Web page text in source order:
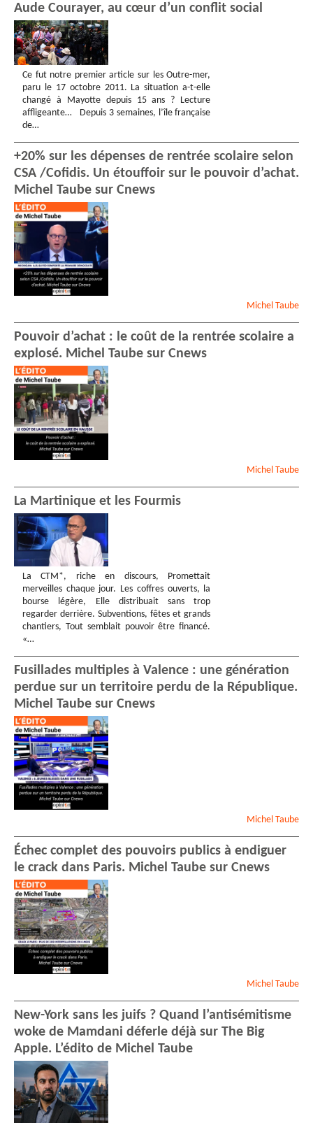
Aude Courayer, au cœur d’un conflit social
Ce fut notre premier article sur les Outre-mer,
paru le 17 octobre 2011. La situation a-t-elle
changé à Mayotte depuis 15 ans ? Lecture
affligeante… Depuis 3 semaines, l’île française
de…
+20% sur les dépenses de rentrée scolaire selon
CSA /Cofidis. Un étouffoir sur le pouvoir d’achat.
Michel Taube sur Cnews
Michel Taube
Pouvoir d’achat : le coût de la rentrée scolaire a
explosé. Michel Taube sur Cnews
Michel Taube
La Martinique et les Fourmis
La CTM*, riche en discours, Promettait
merveilles chaque jour. Les coffres ouverts, la
bourse légère, Elle distribuait sans trop
regarder derrière. Subventions, fêtes et grands
chantiers, Tout semblait pouvoir être financé.
«…
Fusillades multiples à Valence : une génération
perdue sur un territoire perdu de la République.
Michel Taube sur Cnews
Michel Taube
Échec complet des pouvoirs publics à endiguer
le crack dans Paris. Michel Taube sur Cnews
Michel Taube
New-York sans les juifs ? Quand l’antisémitisme
woke de Mamdani déferle déjà sur The Big
Apple. L’édito de Michel Taube